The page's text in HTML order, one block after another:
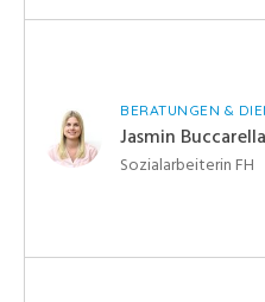
BERATUNGEN &
Jasmin Buccarella
Sozialarbeiterin FH